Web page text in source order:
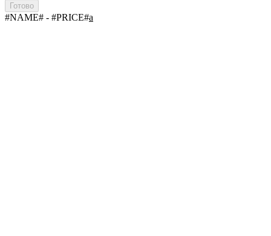
Готово
#NAME# - #PRICE#a